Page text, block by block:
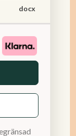
docx